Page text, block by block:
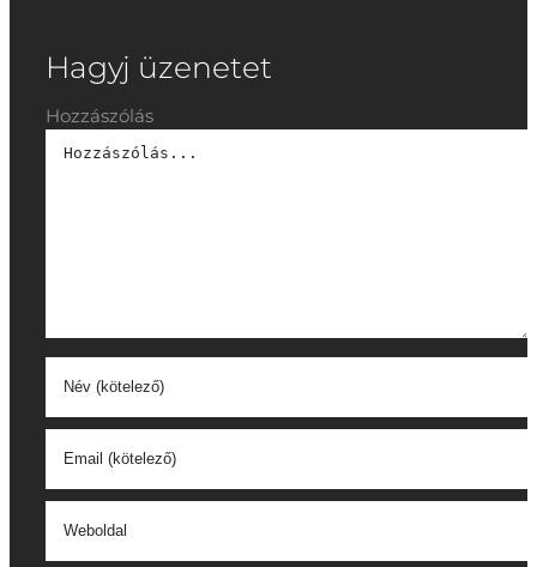
Hagyj üzenetet
Hozzászólás